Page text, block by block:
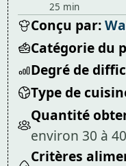
25 min
Conçu par:
Catégorie du
Degré de
Type de
Quantité
environ 30 à
Critères